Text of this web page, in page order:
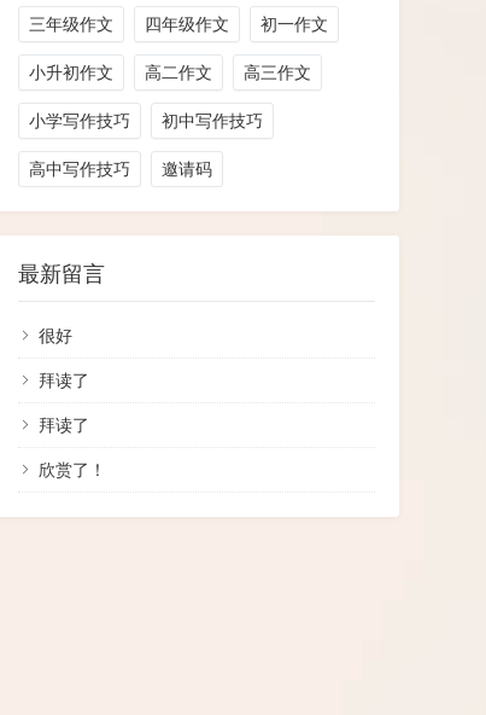
三年级作文 四年级作文 初一作文
小升初作文 高二作文 高三作文
小学写作技巧 初中写作技巧
高中写作技巧 邀请码
最新留言
很好
拜读了
拜读了
欣赏了！